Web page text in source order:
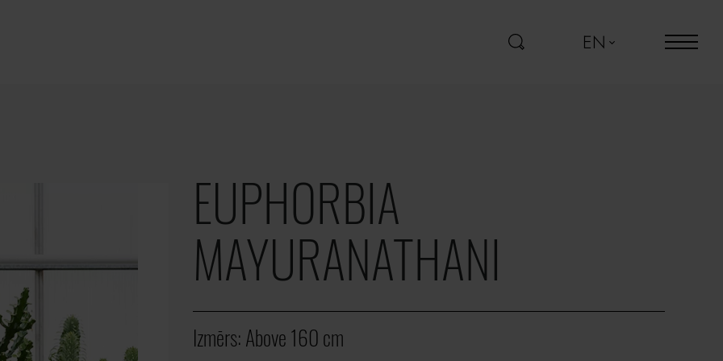
EN
EUPHORBIA
MAYURANATHANI
Izmērs:Above 160 cm